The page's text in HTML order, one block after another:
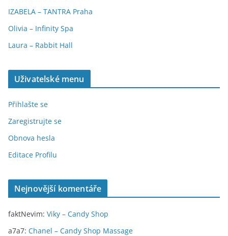
IZABELA – TANTRA Praha
Olivia – Infinity Spa
Laura – Rabbit Hall
Uživatelské menu
Přihlašte se
Zaregistrujte se
Obnova hesla
Editace Profilu
Nejnovější komentáře
faktNevim: Viky – Candy Shop
a7a7: Chanel – Candy Shop Massage